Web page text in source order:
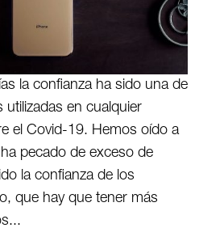
la confianza ha sido una de
utilizadas en cualquier
el Covid-19. Hemos oído a
pecado de exceso de
la confianza de los
que hay que tener más